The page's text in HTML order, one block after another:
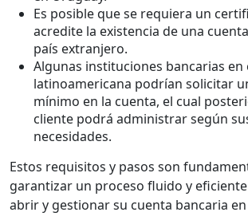
Es posible que se requiera un
acredite la existencia de una
país extranjero.
Algunas instituciones bancarias
latinoamericana podrían solicitar
mínimo en la cuenta, el cual
cliente podrá administrar según
necesidades.
Estos requisitos y pasos son
garantizar un proceso fluido y
abrir y gestionar su cuenta bancaria